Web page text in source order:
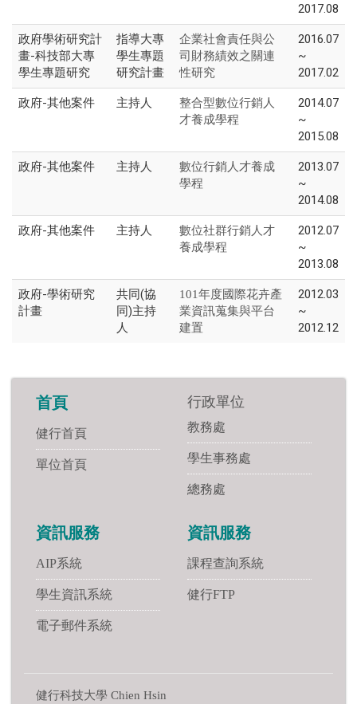
2017.08
政府學術研究計
畫-科技部大專
學生專題研究
指導大專
學生專題
研究計畫
企業社會責任與公
司財務績效之關連
性研究
2016.07
~
2017.02
政府-其他案件 主持人
整合型數位行銷人
才養成學程
2014.07
~
2015.08
政府-其他案件 主持人
數位行銷人才養成
學程
2013.07
~
2014.08
政府-其他案件 主持人
數位社群行銷人才
養成學程
2012.07
~
2013.08
政府-學術研究
計畫
共同(協
同)主持
人
101年度國際花卉產
業資訊蒐集與平台
建置
2012.03
~
2012.12
首頁
健行首頁
單位首頁
行政單位
教務處
學生事務處
總務處
資訊服務
AIP系統
學生資訊系統
電子郵件系統
資訊服務
課程查詢系統
健行FTP
健行科技大學 Chien Hsin